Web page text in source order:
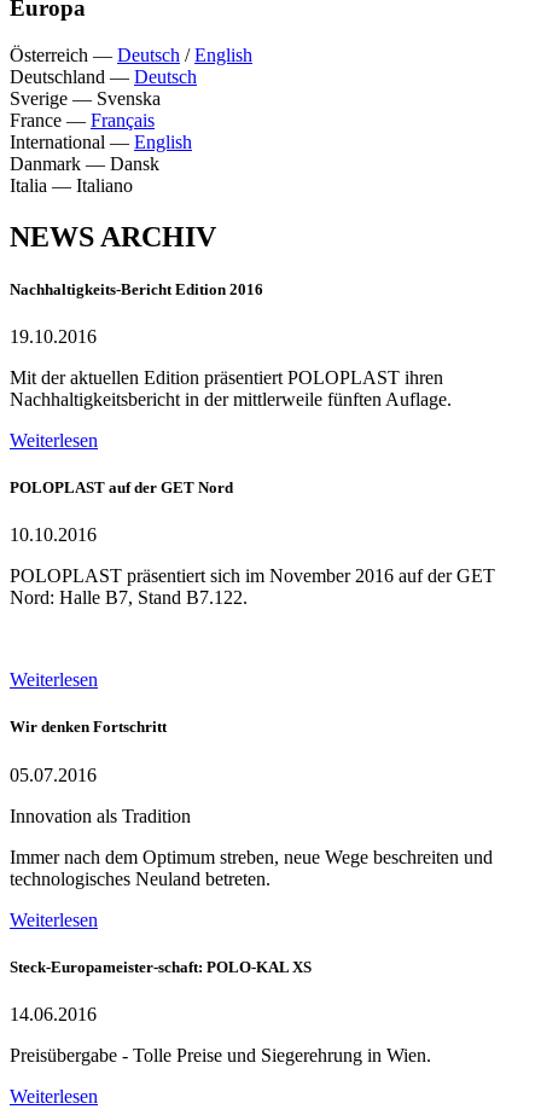
Europa
Österreich — Deutsch /English
Deutschland — Deutsch
Sverige — Svenska
France — Français
International — English
Danmark — Dansk
Italia — Italiano
NEWS ARCHIV
Nachhaltigkeits-Bericht Edition 2016
19.10.2016
Mit der aktuellen Edition präsentiert POLOPLAST ihren
Nachhaltigkeitsbericht in der mittlerweile fünften Auflage.
Weiterlesen
POLOPLAST auf der GET Nord
10.10.2016
POLOPLAST präsentiert sich im November 2016 auf der GET
Nord: Halle B7, Stand B7.122.
Weiterlesen
Wir denken Fortschritt
05.07.2016
Innovation als Tradition
Immer nach dem Optimum streben, neue Wege beschreiten und
technologisches Neuland betreten.
Weiterlesen
Steck-Europameister-schaft: POLO-KAL XS
14.06.2016
Preisübergabe - Tolle Preise und Siegerehrung in Wien.
Weiterlesen